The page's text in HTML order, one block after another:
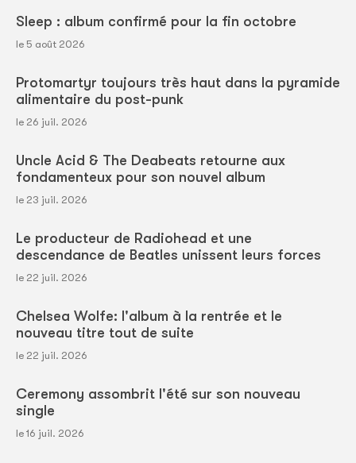
Sleep : album confirmé pour la fin octobre
le 5 août 2026
Protomartyr toujours très haut dans la pyramide
alimentaire du post-punk
le 26 juil. 2026
Uncle Acid & The Deabeats retourne aux
fondamenteux pour son nouvel album
le 23 juil. 2026
Le producteur de Radiohead et une
descendance de Beatles unissent leurs forces
le 22 juil. 2026
Chelsea Wolfe: l'album à la rentrée et le
nouveau titre tout de suite
le 22 juil. 2026
Ceremony assombrit l'été sur son nouveau
single
le 16 juil. 2026